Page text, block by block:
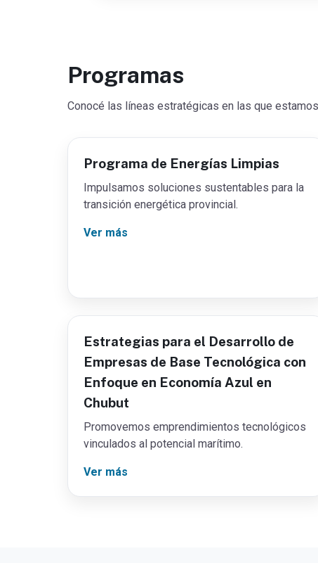
Email
Programas
Conocé las líneas estratégicas en las que
Programa de Energías Limpias
Impulsamos soluciones sustentables para la
transición energética provincial.
Ver más
Estrategias para el Desarrollo de
Empresas de Base Tecnológica con
Enfoque en Economía Azul en
Chubut
Promovemos emprendimientos tecnológicos
vinculados al potencial marítimo.
Ver más